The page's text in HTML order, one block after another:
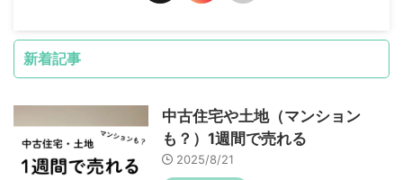
新着記事
中古住宅や土地（マンション
も？）1週間で売れる
2025/8/21